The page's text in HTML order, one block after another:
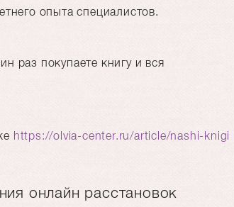
опыта специалистов.
раз покупаете книгу и вся
https://olvia-center.ru/article/nashi-knigi
онлайн расстановок